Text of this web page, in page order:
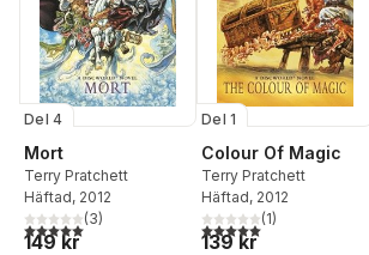
Del 4
Mort
Terry Pratchett
Häftad, 2012
5,0utav 5 stjärnor. Totalt antal röster:
(3)
149 kr
Del 1
Colour Of Magic
Terry Pratchett
Häftad, 2012
5,0utav 5 stjärnor.
(1)
139 kr